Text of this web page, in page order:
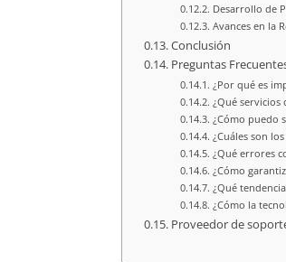
Desarrollo de
Avances en la
Conclusión
Preguntas
¿Por qué es
¿Qué
¿Cómo puedo
¿Cuáles son
¿Qué errores
¿Cómo
¿Qué
¿Cómo la
Proveedor de